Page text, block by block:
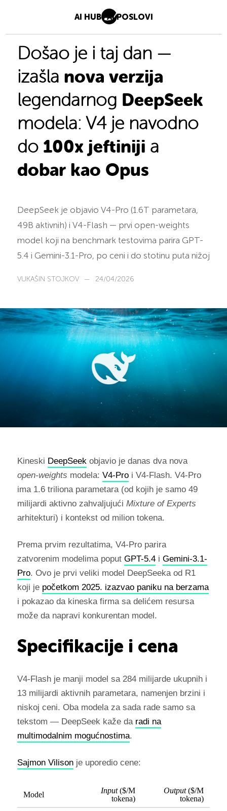
AI HUB AI POSLOVI
Došao je i taj dan —
izašla nova verzija
legendarnog DeepSeek
modela: V4 je navodno
do 100x jeftiniji a
dobar kao Opus
DeepSeek je objavio V4-Pro (1.6T parametara,
49B aktivnih) i V4-Flash — prvi open-weights
model koji na benchmark testovima parira GPT-
5.4 i Gemini-3.1-Pro, po ceni i do stotinu puta nižoj
VUKAŠIN STOJKOV — 24/04/2026
Kineski DeepSeekobjavio je danas dva nova
open-weights modela: V4-Proi V4-Flash. V4-Pro
ima 1.6 triliona parametara (od kojih je samo 49
milijardi aktivno zahvaljujući Mixture of Experts
arhitekturi) i kontekst od milion tokena.
Prema prvim rezultatima, V4-Pro parira
zatvorenim modelima poput GPT-5.4i Gemini-3.1-
Pro. Ovo je prvi veliki model DeepSeeka od R1
koji je početkom 2025. izazvao paniku na berzama
i pokazao da kineska firma sa delićem resursa
može da napravi konkurentan model.
Specifikacije i cena
V4-Flash je manji model sa 284 milijarde ukupnih i
13 milijardi aktivnih parametara, namenjen brzini i
niskoj ceni. Oba modela za sada rade samo sa
tekstom — DeepSeek kaže da radi na
multimodalnim mogućnostima.
Sajmon Vilisonje uporedio cene:
Model Input($/M
tokena)
Output($/M
tokena)